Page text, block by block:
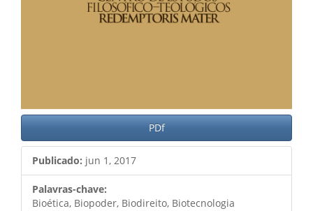
PDf
Publicado: jun 1, 2017
Palavras-chave:
Bioética, Biopoder, Biodireito, Biotecnologia